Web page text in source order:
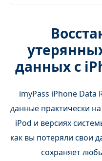
данных с
imyPass iPhone Data
данные практически
iPod и версиях
как вы потеряли свои
сохраняет